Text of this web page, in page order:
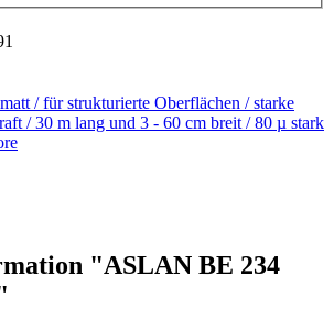
matt / für strukturierte Oberflächen / starke
/ 30 m lang und 3 - 60 cm breit / 80 µ stark
"ASLAN BE 234